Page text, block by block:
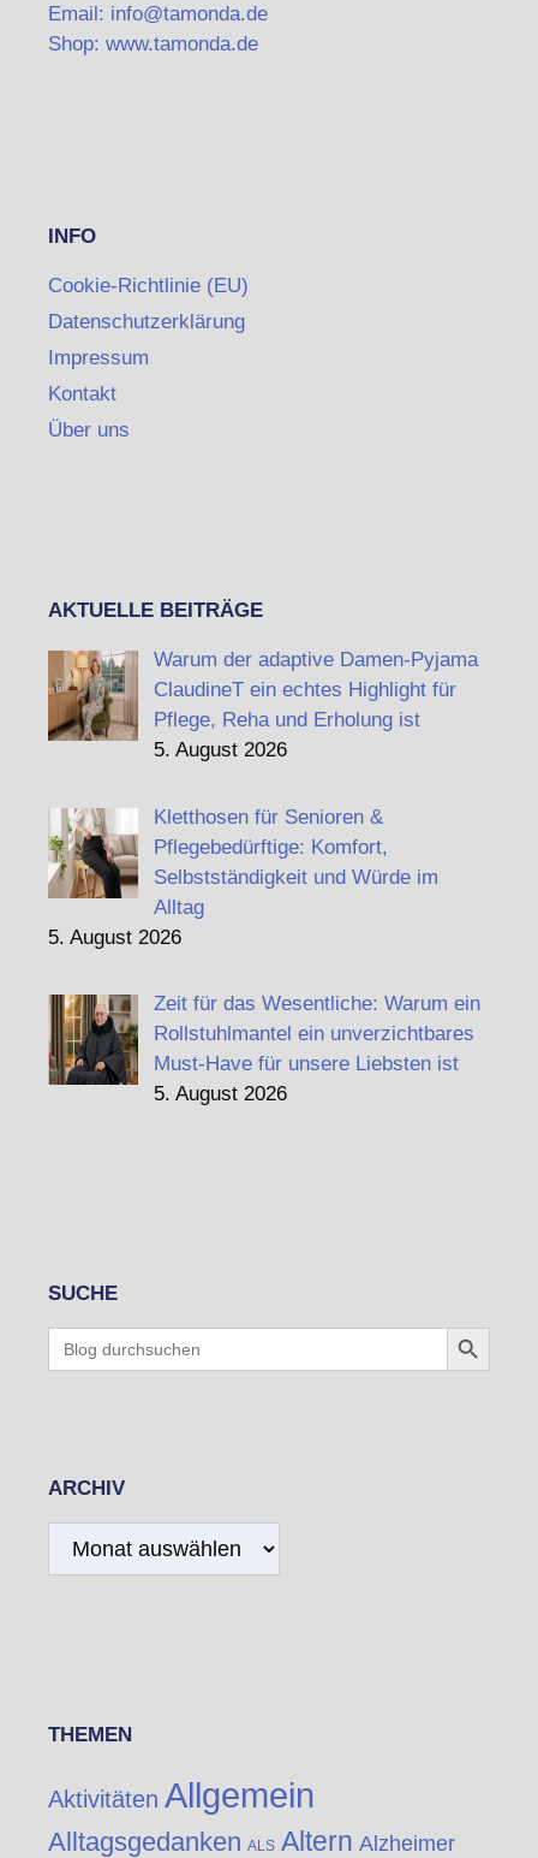
Email: info@tamonda.de
Shop: www.tamonda.de
INFO
Cookie-Richtlinie (EU)
Datenschutzerklärung
Impressum
Kontakt
Über uns
AKTUELLE BEITRÄGE
Warum der adaptive Damen-Pyjama
ClaudineT ein echtes Highlight für
Pflege, Reha und Erholung ist
5. August 2026
Kletthosen für Senioren &
Pflegebedürftige: Komfort,
Selbstständigkeit und Würde im
Alltag
5. August 2026
Zeit für das Wesentliche: Warum ein
Rollstuhlmantel ein unverzichtbares
Must-Have für unsere Liebsten ist
5. August 2026
SUCHE
Search
for:
Search Button
ARCHIV
THEMEN
Aktivitäten Allgemein
Alltagsgedanken ALS Altern Alzheimer